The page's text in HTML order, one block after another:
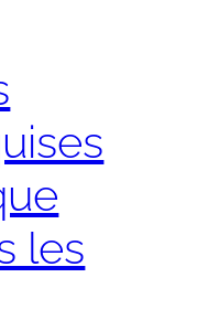
les